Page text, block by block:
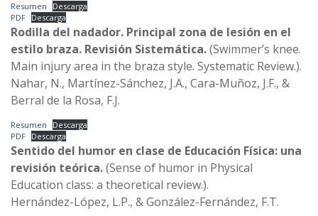
Resumen
Descarga
PDF Descarga
Rodilla del nadador. Principal zona de lesión en el
estilo braza. Revisión Sistemática.(Swimmer’s knee.
Main injury area in the braza style. Systematic Review.).
Nahar, N., Martínez-Sánchez, J.A., Cara-Muñoz, J.F., &
Berral de la Rosa, F.J.
Resumen
Descarga
PDF Descarga
Sentido del humor en clase de Educación Física: una
revisión teórica.(Sense of humor in Physical
Education class: a theoretical review.).
Hernández-López, L.P., & González-Fernández, F.T.